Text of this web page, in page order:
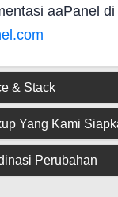
aaPanel di
& Stack
Yang Kami
Perubahan